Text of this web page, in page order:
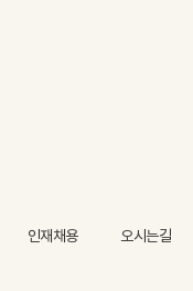
인재채용 오시는길